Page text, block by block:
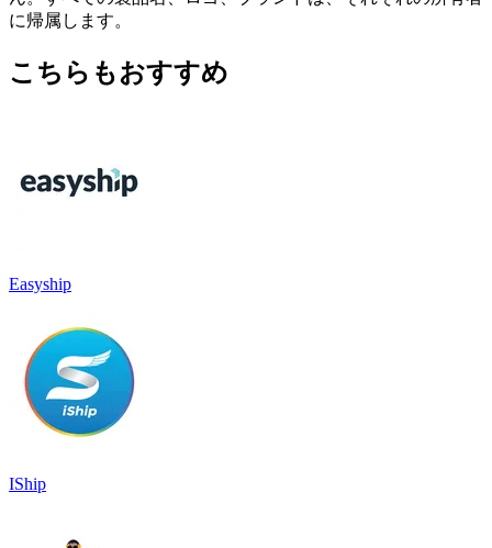
に帰属します。
こちらもおすすめ
Easyship
IShip